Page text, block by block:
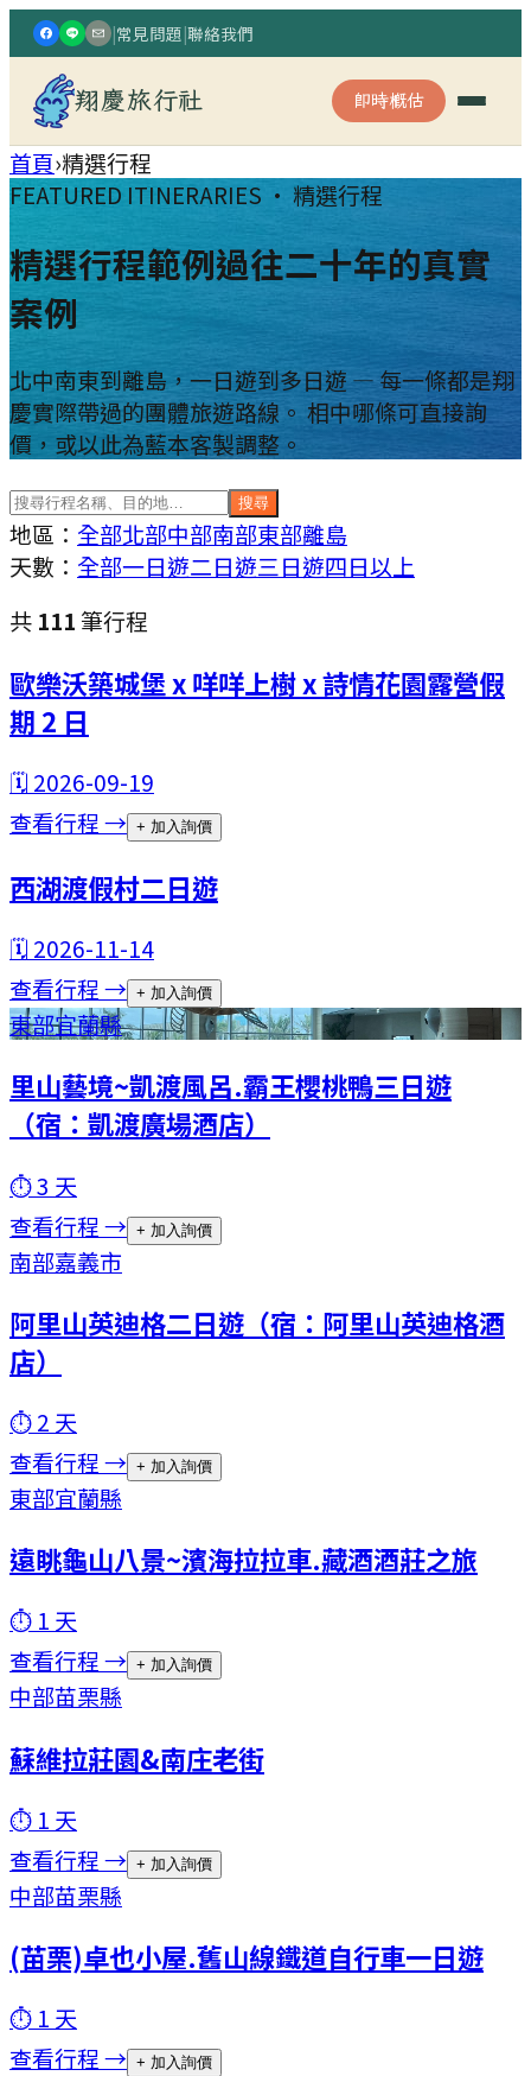
|常見問題|聯絡我們
翔慶旅行社 即時概估
首頁›精選行程
FEATURED ITINERARIES · 精選行程
精選行程範例過往二十年的真實
案例
北中南東到離島，一日遊到多日遊 — 每一條都是翔
慶實際帶過的團體旅遊路線。 相中哪條可直接詢
價，或以此為藍本客製調整。
搜尋
地區： 全部北部中部南部東部離島
天數： 全部一日遊二日遊三日遊四日以上
共 111 筆行程
歐樂沃築城堡 x 咩咩上樹 x 詩情花園露營假
期 2 日
🗓 2026-09-19
查看行程 → + 加入詢價
西湖渡假村二日遊
🗓 2026-11-14
查看行程 → + 加入詢價
東部宜蘭縣
里山藝境~凱渡風呂.霸王櫻桃鴨三日遊
（宿：凱渡廣場酒店）
⏱3 天
查看行程 → + 加入詢價
南部嘉義市
阿里山英迪格二日遊（宿：阿里山英迪格酒
店）
⏱2 天
查看行程 → + 加入詢價
東部宜蘭縣
遠眺龜山八景~濱海拉拉車.藏酒酒莊之旅
⏱ 1 天
查看行程 → + 加入詢價
中部苗栗縣
蘇維拉莊園&南庄老街
⏱ 1 天
查看行程 → + 加入詢價
中部苗栗縣
(苗栗)卓也小屋.舊山線鐵道自行車一日遊
⏱ 1 天
查看行程 → + 加入詢價